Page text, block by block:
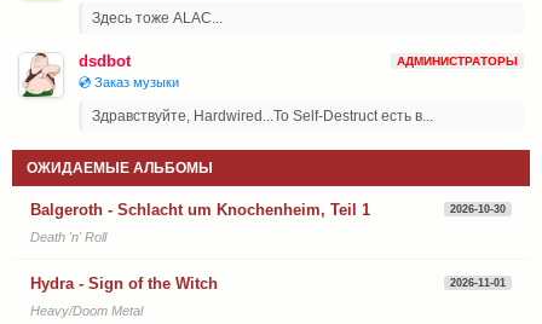
Здесь тоже ALAC...
dsdbot АДМИНИСТРАТОРЫ
💿 Заказ музыки
Здравствуйте, Hardwired...To Self-Destruct есть в...
ОЖИДАЕМЫЕ АЛЬБОМЫ
Balgeroth - Schlacht um Knochenheim, Teil 1 2026-10-30
Death 'n' Roll
Hydra - Sign of the Witch 2026-11-01
Heavy/Doom Metal